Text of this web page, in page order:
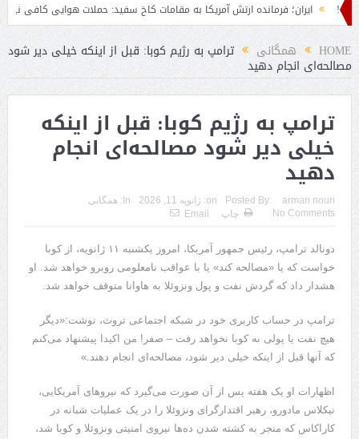
ایران؛ فرمانده ارتش آمریکا به مقامات کاخ سفید: حملات هوایی کافی نیست
HOME همگانی ترامپ به رژیم کوبا: قبل از اینکه خیلی دیر شود
مصالحه‌ای انجام دهید
ترامپ به رژیم کوبا: قبل از اینکه
خیلی دیر شود مصالحه‌ای انجام
دهید
Posted By: arman nouri
on: ژانویه 11, 2026 In: همگانی
No Comments
چاپ Email
دونالد ترامپ، رئیس جمهور آمریکا، امروز یکشنبه ۱۱ ژانویه، از کوبا
خواست که یا «مصالحه کند» یا با عواقب نامعلومی روبرو خواهد شد. او
هشدار داد که گردش نفت و پول ونزوئلا به هاوانا متوقف خواهد شد.
ترامپ در حساب کاربری خود در شبکه اجتماعی تروث، نوشت:«دیگر
هیچ نفت یا پولی به کوبا نخواهد رفت – صفر! من اکیدا پیشنهاد می‌کنم
که آنها قبل از اینکه خیلی دیر شود، مصالحه‌ای انجام دهند.»
اظهارات او یک هفته پس از آن صورت می‌گیرد که نیروهای آمریکایی،
نیکلاس مادورو، رهبر اقتدارگرای ونزوئلا را در یک عملیات شبانه در
کاراکاس که منجر به کشته شدن ده‌ها نیروی امنیتی ونزوئلا و کوبا شد،